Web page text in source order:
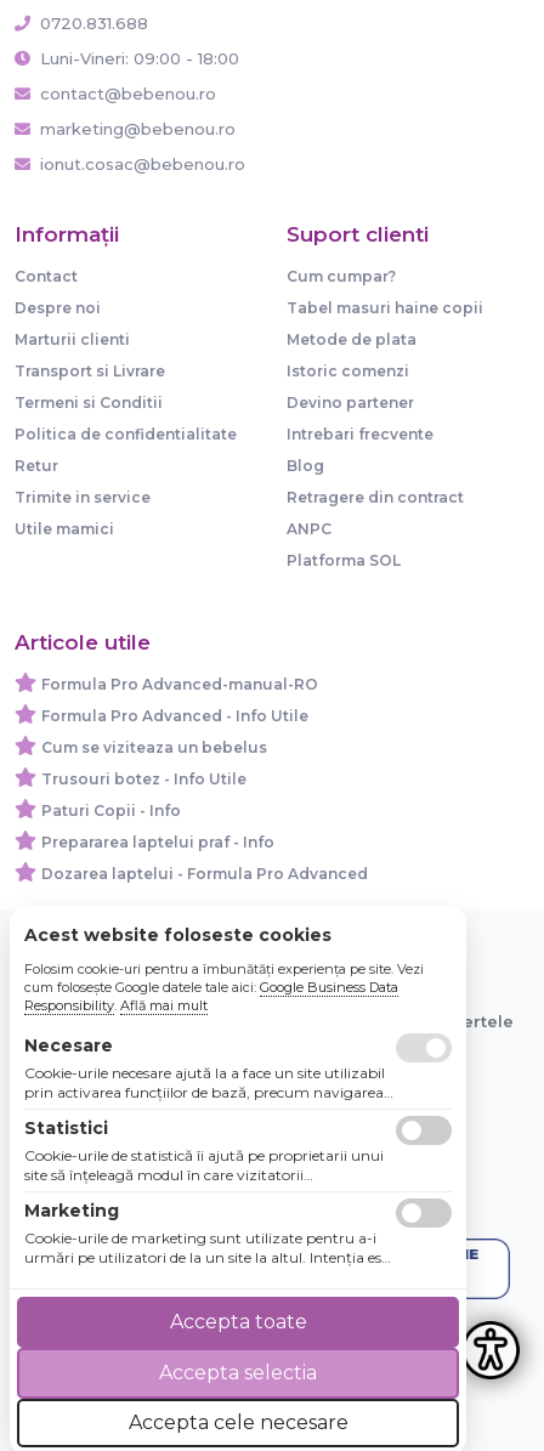
0720.831.688
Luni-Vineri: 09:00 - 18:00
contact@bebenou.ro
marketing@bebenou.ro
ionut.cosac@bebenou.ro
Informaţii
Contact
Despre noi
Marturii clienti
Transport si Livrare
Termeni si Conditii
Politica de confidentialitate
Retur
Trimite in service
Utile mamici
Suport clienti
Cum cumpar?
Tabel masuri haine copii
Metode de plata
Istoric comenzi
Devino partener
Intrebari frecvente
Blog
Retragere din contract
ANPC
Platforma SOL
Articole utile
Formula Pro Advanced-manual-RO
Formula Pro Advanced - Info Utile
Cum se viziteaza un bebelus
Trusouri botez - Info Utile
Paturi Copii - Info
Prepararea laptelui praf - Info
Dozarea laptelui - Formula Pro Advanced
© 2026 Bebe Nou Online Store SRL
Toate preturile sunt exprimate in lei si includ tva. Ofertele
sunt valabile in limita stocului disponibil.
4.8 / 5 ★★★★★
Acest website foloseste cookies
Folosim cookie-uri pentru a îmbunătăți experiența pe site. Vezi
cum folosește Google datele tale aici: Google Business Data
Responsibility. Află mai mult
Necesare
Cookie-urile necesare ajută la a face un site utilizabil
prin activarea funcţiilor de bază, precum navigarea
Site-ul nu poate funcţiona corespunzător fără aceste
cookie-uri.
Statistici
Cookie-urile de statistică îi ajută pe proprietarii unui
site să înţeleagă modul în care vizitatorii
raportarea informaţiilor în mod anonim.
Marketing
Cookie-urile de marketing sunt utilizate pentru a-i
urmări pe utilizatori de la un site la altul. Intenţia este
utilizatorii individuali, aşadar ele sunt mai valoroase
pentru agenţiile de puiblicitate şi părţile terţe care se
Accepta cele necesare
Accepta selectia
Accepta toate